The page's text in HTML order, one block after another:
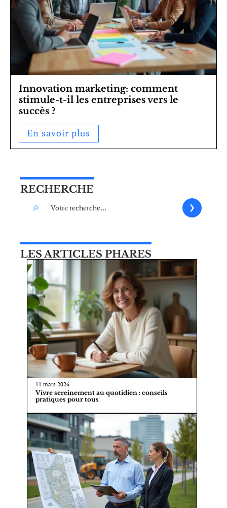
Innovation marketing: comment
stimule-t-il les entreprises vers le
succès ?
En savoir plus
RECHERCHE
LES ARTICLES PHARES
11 mars 2026
Vivre sereinement au quotidien : conseils
pratiques pour tous